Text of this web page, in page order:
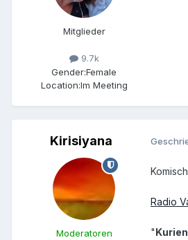
Mitglieder
9.7k
Gender:Female
Location:Im Meeting
Kirisiyana
Moderatoren
Radio
"